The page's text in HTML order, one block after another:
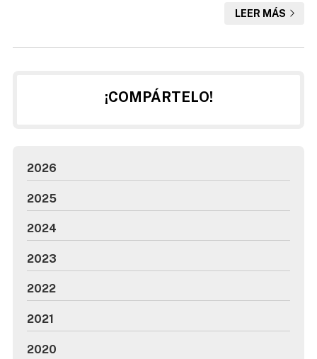
y goteras que acaban afectando al confort de tu casa y
Dicho lo anterior, ahora no te vamos a sorprender cuando
LEER MÁS
¡COMPÁRTELO!
2026
2025
2024
2023
2022
2021
2020